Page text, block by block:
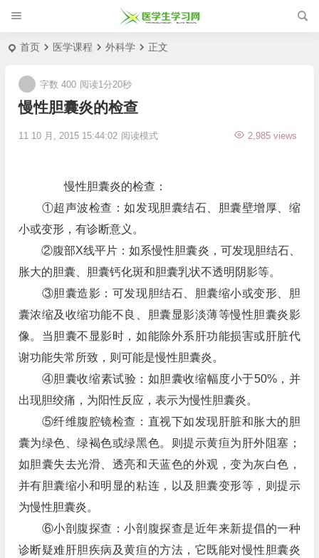
首页 医学课程 外科学 正文
慢性胆囊炎的检查
11 10 月, 2015 15:44:02 2,985 views
字数 400 阅读1分20秒
阅读模式
慢性胆囊炎的检查：
①超声波检查：如发现胆囊结石、胆囊壁增厚、缩
小或变形，有诊断意义。
②腹部X线平片：如系慢性胆囊炎，可发现胆结石、
胀大的胆囊、胆囊钙化斑和胆囊乳状不透明阴影等。
③胆囊造影：可发现胆结石、胆囊缩小或变形、胆
囊浓缩及收缩功能不良、胆囊显影淡薄等慢性胆囊炎影
像。当胆囊不显影时，如能除外系肝功能损害或肝脏代
谢功能失常所致，则可能是慢性胆囊炎。
④胆囊收缩素试验：如胆囊收缩幅度小于50%，并
出现胆绞痛，为阳性反应，表示为慢性胆囊炎。
⑤纤维腹腔镜检查：直视下如发现肝脏和胀大的胆
囊为绿色、绿褐色或绿黑色。则提示黄疸为肝外阻塞；
如胆囊失去光滑、透亮和天蓝色的外观，变为灰白色，
并有胆囊缩小和明显的粘连，以及胆囊变形等，则提示
为慢性胆囊炎。
⑥小剖腹探查：小剖腹探查是近年来新提倡的一种
诊断疑难肝胆疾病及黄疸的方法，它既能对慢性胆囊炎